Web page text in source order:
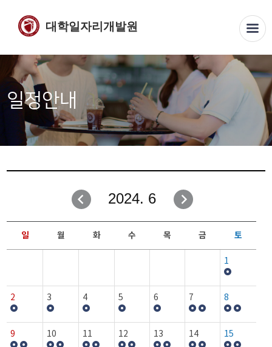
대학일자리개발원
일정안내
2024. 6
일 월 화 수 목 금 토
1
2 3 4 5 6 7 8
9 10 11 12 13 14 15